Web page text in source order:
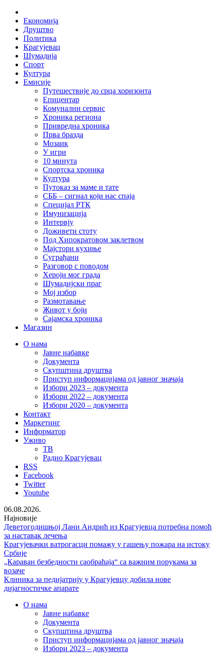
Skip
content
Економија
Друштво
Политика
Крагујевац
Шумадија
Спорт
Култура
Емисије
Путешествије до срца хоризонта
Епицентар
Комунални сервис
Хроника региона
Привредна хроника
Прва бразда
Мозаик
У игри
10 минута
Спортска хроника
Култура
Путоказ за маме и тате
СББ – сигнал који нас спаја
Специјал РТК
Имунизација
Интервју
Доживети стоту
Под Хипократовом заклетвом
Мајстори кухиње
Суграђани
Разговор с поводом
Хероји мог града
Шумадијски праг
Мој избор
Размотавање
Живот у боји
Сајамска хроника
Магазин
О нама
Јавне набавке
Документа
Скупштина друштва
Приступ информацијама од јавног значаја
Избори 2023 – документа
Избори 2022 – документа
Избори 2020 – документа
Контакт
Маркетинг
Информатор
Уживо
ТВ
Радио Крагујевац
RSS
Facebook
Twitter
Youtube
06.08.2026.
Најновије
Деветогодишњој Лани Андрић из Крагујевца потребна помоћ
за наставак лечења
Крагујевачки ватрогасци помажу у гашењу пожара на истоку
Србије
„Караван безбедности саобраћаја“ са важним порукама за
возаче
Клиника за педијатрију у Крагујевцу добила нове
дијагностичке апарате
О нама
Јавне набавке
Документа
Скупштина друштва
Приступ информацијама од јавног значаја
Избори 2023 – документа